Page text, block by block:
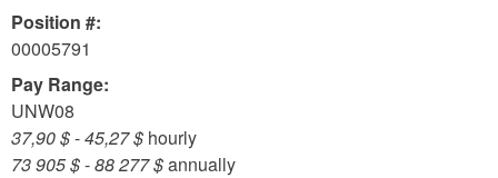
Position #:
00005791
Pay Range:
UNW08
37,90 $-45,27 $ hourly
73 905 $-88 277 $annually